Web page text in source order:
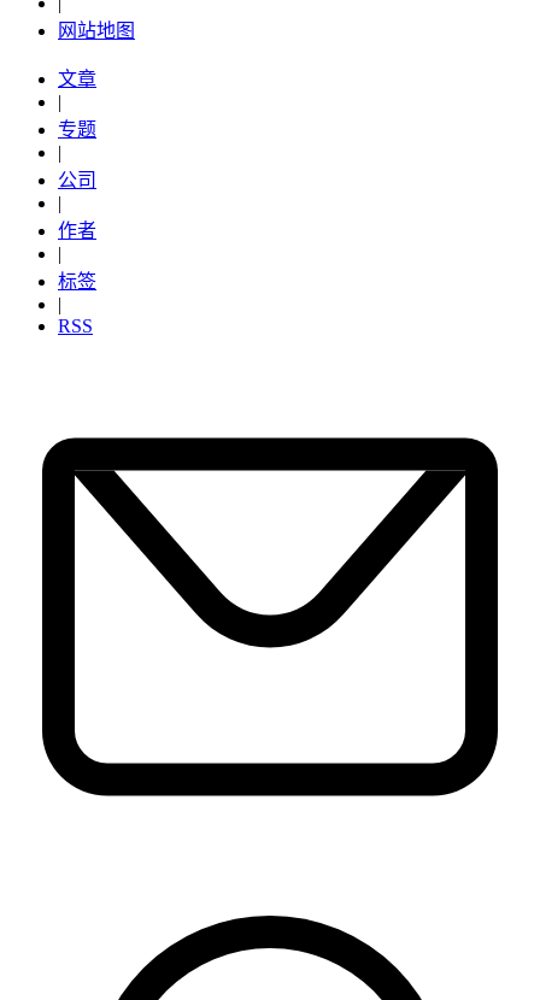
网站地图
文章
|
专题
|
公司
|
作者
|
标签
|
RSS